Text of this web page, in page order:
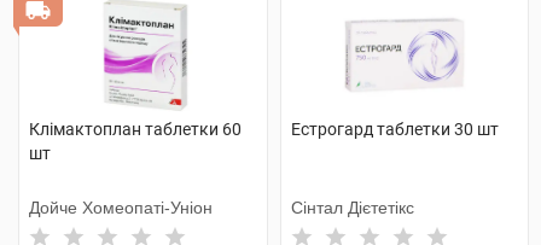
Клімактоплан таблетки 60
шт
Дойче Хомеопаті-Уніон
Естрогард таблетки 30 шт
Сінтал Дієтетікс